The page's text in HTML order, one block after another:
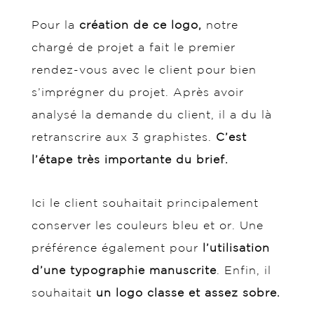
Pour la création de ce logo, notre
chargé de projet a fait le premier
rendez-vous avec le client pour bien
s’imprégner du projet. Après avoir
analysé la demande du client, il a du là
retranscrire aux 3 graphistes. C’est
l’étape très importante du brief.
Ici le client souhaitait principalement
conserver les couleurs bleu et or. Une
préférence également pour l’utilisation
d’une typographie manuscrite. Enfin, il
souhaitait un logo classe et assez sobre.